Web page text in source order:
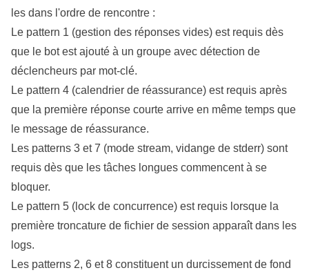
les dans l'ordre de rencontre :
Le pattern 1 (gestion des réponses vides) est requis dès
que le bot est ajouté à un groupe avec détection de
déclencheurs par mot-clé.
Le pattern 4 (calendrier de réassurance) est requis après
que la première réponse courte arrive en même temps que
le message de réassurance.
Les patterns 3 et 7 (mode stream, vidange de stderr) sont
requis dès que les tâches longues commencent à se
bloquer.
Le pattern 5 (lock de concurrence) est requis lorsque la
première troncature de fichier de session apparaît dans les
logs.
Les patterns 2, 6 et 8 constituent un durcissement de fond